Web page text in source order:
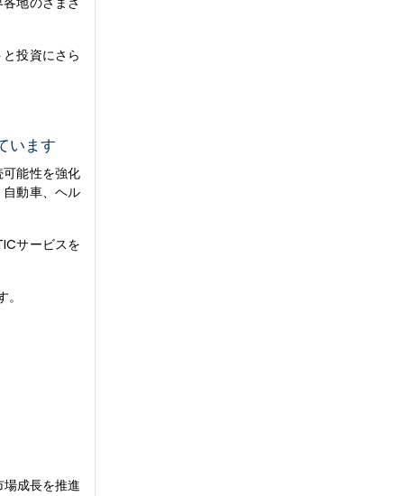
投資にさら
います
能性を強化
動車、ヘル
サービスを
成長を推進